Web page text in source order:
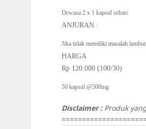
Dewasa 2 x 1 kapsul sehari
ANJURAN :
Jika tidak memiliki masalah
HARGA
Rp 120.000 (100/30)
50 kapsul @500mg
Disclaimer :Produk